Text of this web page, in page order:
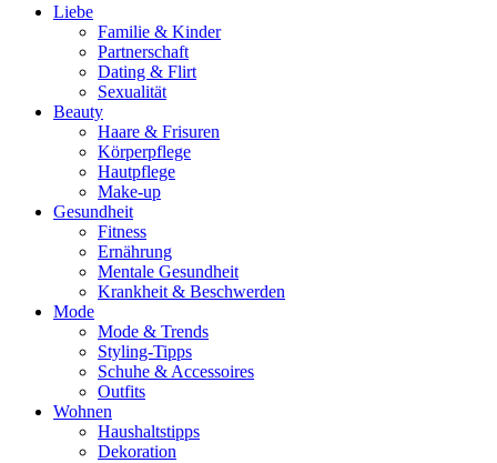
Liebe
Familie & Kinder
Partnerschaft
Dating & Flirt
Sexualität
Beauty
Haare & Frisuren
Körperpflege
Hautpflege
Make-up
Gesundheit
Fitness
Ernährung
Mentale Gesundheit
Krankheit & Beschwerden
Mode
Mode & Trends
Styling-Tipps
Schuhe & Accessoires
Outfits
Wohnen
Haushaltstipps
Dekoration